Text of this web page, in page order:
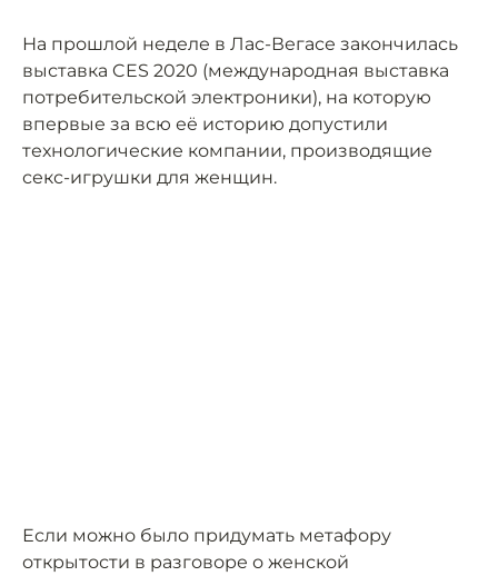
На прошлой неделе в Лас-Вегасе закончилась
выставка CES 2020 (международная выставка
потребительской электроники), на которую
впервые за всю её историю допустили
технологические компании, производящие
секс-игрушки для женщин.
Если можно было придумать метафору
открытости в разговоре о женской